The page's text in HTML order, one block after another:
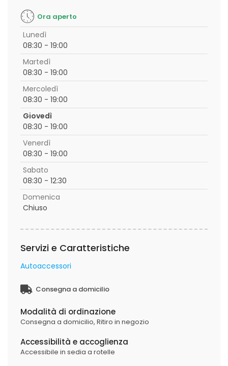
Ora aperto
Lunedì
08:30 - 19:00
Martedì
08:30 - 19:00
Mercoledì
08:30 - 19:00
Giovedì
08:30 - 19:00
Venerdì
08:30 - 19:00
Sabato
08:30 - 12:30
Domenica
Chiuso
Servizi e Caratteristiche
Autoaccessori
Consegna a domicilio
Modalità di ordinazione
Consegna a domicilio, Ritiro in negozio
Accessibilità e accoglienza
Accessibile in sedia a rotelle